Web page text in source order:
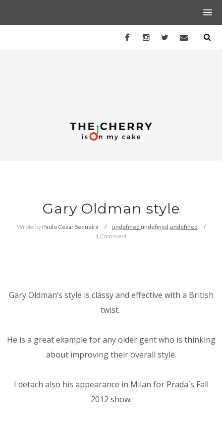
Gary Oldman style
Wrote by Paulo Cezar Sequeira undefined undefined, undefined
1 Comment
Gary Oldman’s style is classy and effective with a British
twist.
He is a great example for any older gent who is thinking
about improving their overall style.
I detach also his appearance in Milan for Prada´s Fall
2012 show.